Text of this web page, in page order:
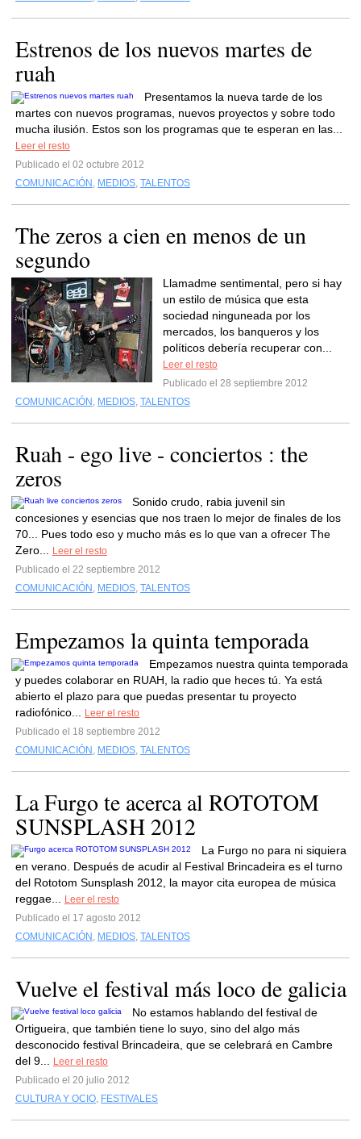
Estrenos de los nuevos martes de
ruah
Presentamos la nueva tarde de los
martes con nuevos programas, nuevos proyectos y sobre todo
mucha ilusión. Estos son los programas que te esperan en las...
Leer el resto
Publicado el 02 octubre 2012
COMUNICACIÓN , MEDIOS, TALENTOS
The zeros a cien en menos de un
segundo
Llamadme sentimental, pero si hay
un estilo de música que esta
sociedad ninguneada por los
mercados, los banqueros y los
políticos debería recuperar con...
Leer el resto
Publicado el 28 septiembre 2012
COMUNICACIÓN , MEDIOS, TALENTOS
Ruah - ego live - conciertos : the
zeros
Sonido crudo, rabia juvenil sin
concesiones y esencias que nos traen lo mejor de finales de los
70... Pues todo eso y mucho más es lo que van a ofrecer The
Zero...
Leer el resto
Publicado el 22 septiembre 2012
COMUNICACIÓN , MEDIOS, TALENTOS
Empezamos la quinta temporada
Empezamos nuestra quinta temporada
y puedes colaborar en RUAH, la radio que heces tú. Ya está
abierto el plazo para que puedas presentar tu proyecto
radiofónico...
Leer el resto
Publicado el 18 septiembre 2012
COMUNICACIÓN , MEDIOS, TALENTOS
La Furgo te acerca al ROTOTOM
SUNSPLASH 2012
La Furgo no para ni siquiera
en verano. Después de acudir al Festival Brincadeira es el turno
del Rototom Sunsplash 2012, la mayor cita europea de música
reggae...
Leer el resto
Publicado el 17 agosto 2012
COMUNICACIÓN , MEDIOS, TALENTOS
Vuelve el festival más loco de galicia
No estamos hablando del festival de
Ortigueira, que también tiene lo suyo, sino del algo más
desconocido festival Brincadeira, que se celebrará en Cambre
del 9...
Leer el resto
Publicado el 20 julio 2012
CULTURA Y OCIO, FESTIVALES